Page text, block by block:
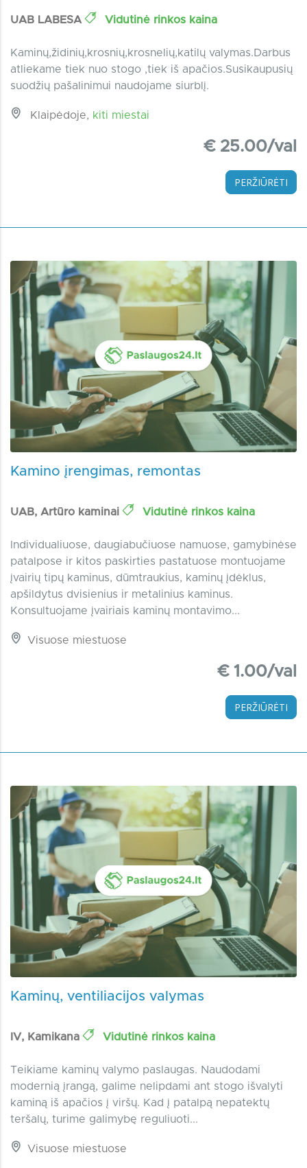
UAB LABESA Vidutinė rinkos kaina
Kaminų,židinių,krosnių,krosnelių,katilų valymas.Darbus
atliekame tiek nuo stogo ,tiek iš apačios.Susikaupusių
suodžių pašalinimui naudojame siurblį.
Klaipėdoje, kiti miestai
€ 25.00/val
PERŽIŪRĖTI
Kamino įrengimas, remontas
UAB, Artūro kaminai Vidutinė rinkos kaina
Individualiuose, daugiabučiuose namuose, gamybinėse
patalpose ir kitos paskirties pastatuose montuojame
įvairių tipų kaminus, dūmtraukius, kaminų įdėklus,
apšildytus dvisienius ir metalinius kaminus.
Konsultuojame įvairiais kaminų montavimo...
Visuose miestuose
€ 1.00/val
PERŽIŪRĖTI
Kaminų, ventiliacijos valymas
IV, Kamikana Vidutinė rinkos kaina
Teikiame kaminų valymo paslaugas. Naudodami
modernią įrangą, galime nelipdami ant stogo išvalyti
kaminą iš apačios į viršų. Kad į patalpą nepatektų
teršalų, turime galimybę reguliuoti...
Visuose miestuose